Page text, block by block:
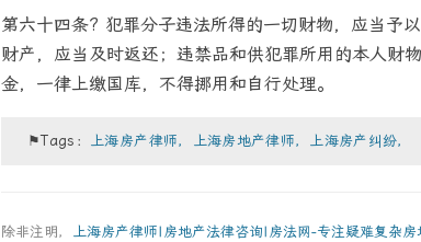
第六十四条? 犯罪分子违法所得的一切财物，应当予
财产，应当及时返还；违禁品和供犯罪所用的本人财
金，一律上缴国库，不得挪用和自行处理。
⚑Tags： 上海房产律师，上海房地产律师，上海房产纠纷，
除非注明， 上海房产律师|房地产法律咨询|房法网-专注疑难复杂房